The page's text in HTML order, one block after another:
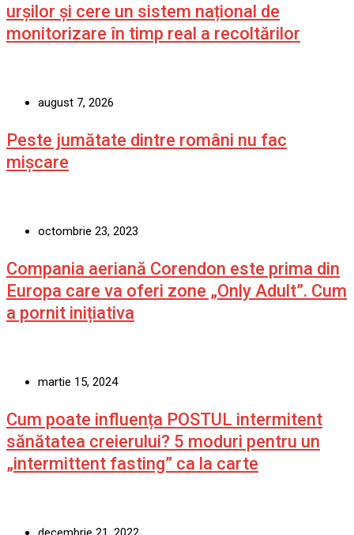
urșilor și cere un sistem național de
monitorizare în timp real a recoltărilor
august 7, 2026
Peste jumătate dintre români nu fac
mișcare
octombrie 23, 2023
Compania aeriană Corendon este prima din
Europa care va oferi zone „Only Adult”. Cum
a pornit inițiativa
martie 15, 2024
Cum poate influența POSTUL intermitent
sănătatea creierului? 5 moduri pentru un
„intermittent fasting” ca la carte